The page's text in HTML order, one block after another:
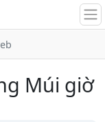
Múi giờ